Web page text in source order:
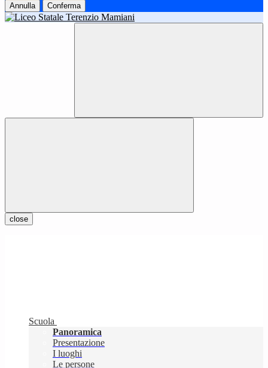
Annulla Conferma
close
Scuola
Panoramica
Presentazione
I luoghi
Le persone